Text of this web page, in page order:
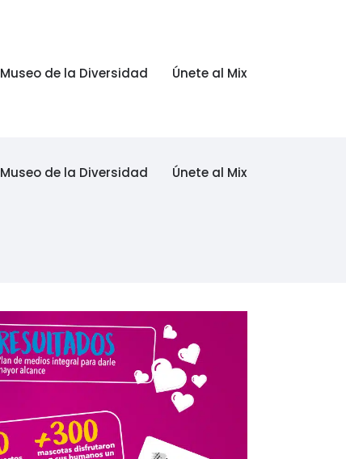
Museo de la Diversidad Únete al Mix
Museo de la Diversidad Únete al Mix